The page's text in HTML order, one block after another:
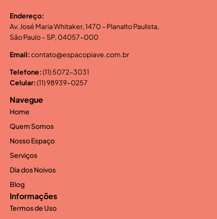
Endereço:
Av. José Maria Whitaker, 1470 – Planalto Paulista,
São Paulo – SP, 04057-000
Email:contato@espacopiave.com.br
Telefone:(11) 5072-3031
Celular:(11) 98939-0257
Navegue
Home
Quem Somos
Nosso Espaço
Serviços
Dia dos Noivos
Blog
Informações
Termos de Uso